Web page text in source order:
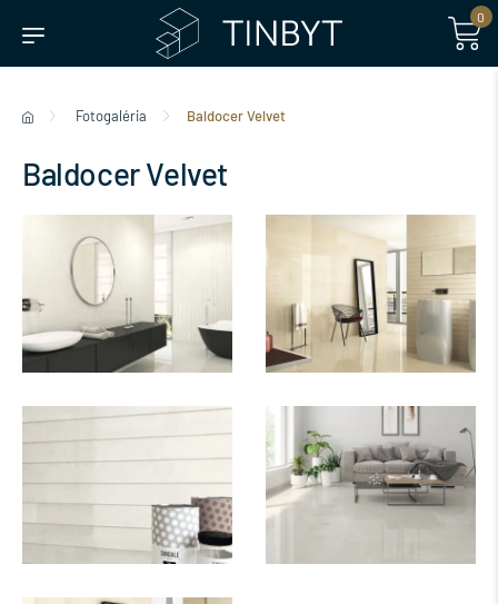
0
Fotogaléria Baldocer Velvet
Baldocer Velvet